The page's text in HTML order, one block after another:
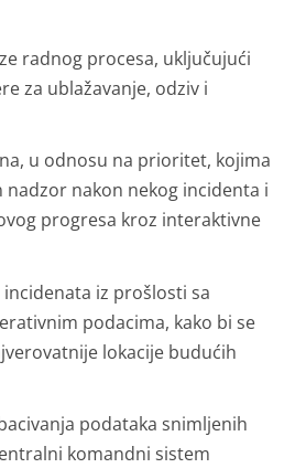
radnog procesa, uključujući
za ublažavanje, odziv i
u odnosu na prioritet, kojima
nadzor nakon nekog incidenta i
progresa kroz interaktivne
iz prošlosti sa
podacima, kako bi se
lokacije budućih
podataka snimljenih
komandni sistem